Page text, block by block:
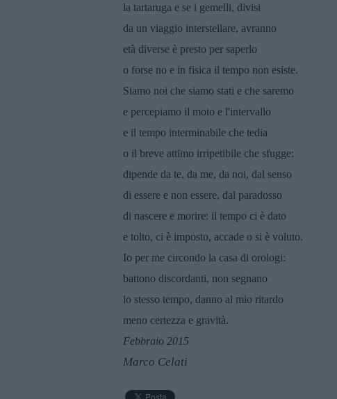
la tartaruga e se i gemelli, divisi
da un viaggio interstellare, avranno
età diverse è presto per saperlo
o forse no e in fisica il tempo non esiste.
Siamo noi che siamo stati e che saremo
e percepiamo il moto e l'intervallo
e il tempo interminabile che tedia
o il breve attimo irripetibile che sfugge:
dipende da te, da me, da noi, dal senso
di essere e non essere, dal paradosso
di nascere e morire: il tempo ci è dato
e tolto, ci è imposto, accade o si è voluto.
Io per me circondo la casa di orologi:
battono discordanti, non segnano
lo stesso tempo, danno al mio ritardo
meno certezza e gravità.
Febbraio 2015
Marco Celati